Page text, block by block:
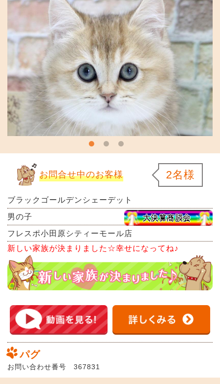
お問合せ中のお客様 2名様
ブラックゴールデンシェーデット
男の子
フレスポ小田原シティーモール店
新しい家族が決まりました☆幸せになってね♪
パグ
お問い合わせ番号 367831